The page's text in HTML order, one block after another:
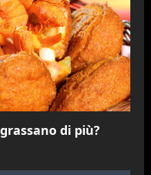
di più?